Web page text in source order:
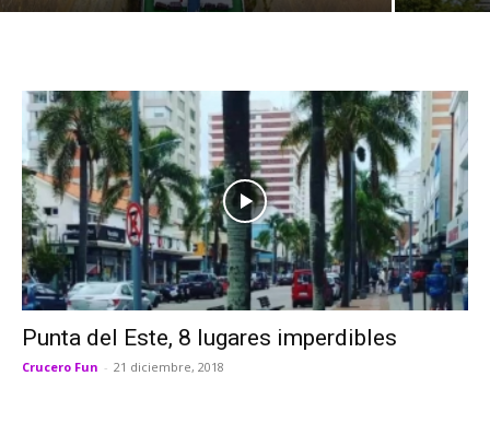
Punta del Este, 8 lugares imperdibles
Crucero Fun - 21 diciembre, 2018